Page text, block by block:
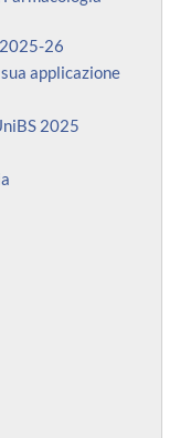
26
applicazione
2025